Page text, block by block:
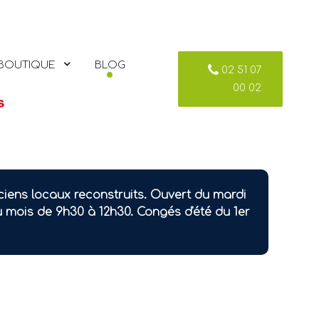
BLOG
02 51 07
00 02
locaux reconstruits. Ouvert du mardi
de 9h30 à 12h30. Congés d'été du 1er